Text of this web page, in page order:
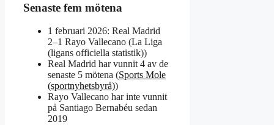
Senaste fem mötena
1 februari 2026: Real Madrid
2–1 Rayo Vallecano (La Liga
(ligans officiella statistik))
Real Madrid har vunnit 4 av de
senaste 5 mötena (Sports Mole
(sportnyhetsbyrå))
Rayo Vallecano har inte vunnit
på Santiago Bernabéu sedan
2019